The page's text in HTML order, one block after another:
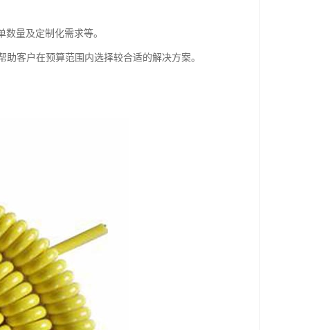
量及定制化需求等。
客户在预算范围内选择较合适的解决方案。